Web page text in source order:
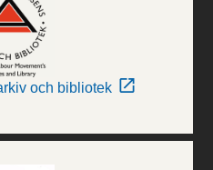
och bibliotek